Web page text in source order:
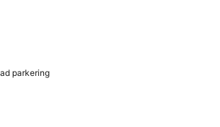
parkering